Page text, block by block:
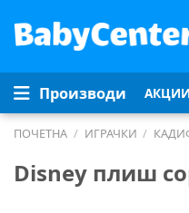
Производи АКЦИИ
ПОЧЕТНА / ИГРАЧКИ /
Disney плиш